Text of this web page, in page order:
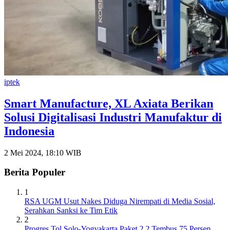
iptek
Smart Manufacture, XL Axiata Berikan
Solusi Digitalisasi Industri Manufaktur di
Indonesia
2 Mei 2024, 18:10 WIB
Berita Populer
1
RSA UGM Usut Nakes Diduga Nirempati di Media Sosial,
Serahkan Sanksi ke Tim Etik
2